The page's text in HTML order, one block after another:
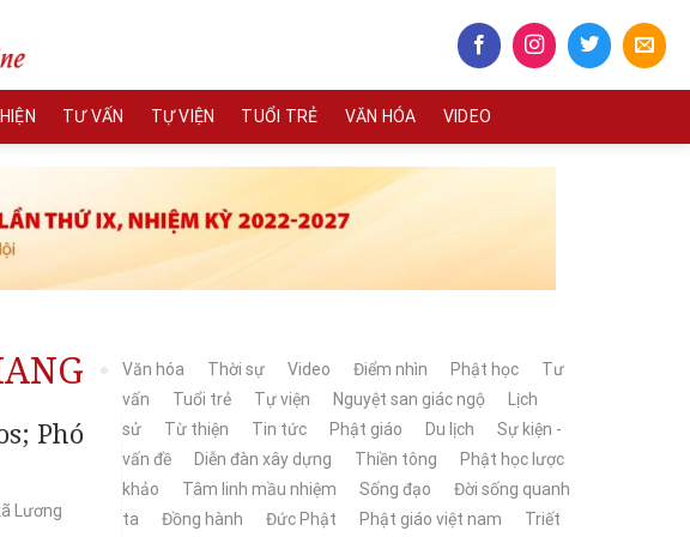
TƯ VẤN TỰ VIỆN TUỔI TRẺ VĂN HÓA VIDEO
Văn hóa Thời sự Video Điểm nhìn Phật học
Tư
vấn
Tuổi trẻ Tự viện Nguyệt san giác ngộ
Lịch
sử
Từ thiện Tin tức Phật giáo Du lịch
Sự kiện -
vấn đề
Diễn đàn xây dựng Thiền tông
Phật học lược
khảo
Tâm linh mầu nhiệm Sống đạo
Đời sống quanh
ta
Đồng hành Đức Phật Phật giáo việt nam Triết
Phó
Lương